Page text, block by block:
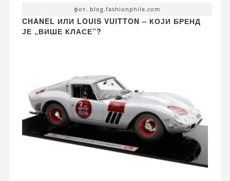
фот. blog.fashionphile.com
CHANEL ИЛИ LOUIS VUITTON – КОЈИ БРЕНД
ЈЕ „ВИШЕ КЛАСЕ”?